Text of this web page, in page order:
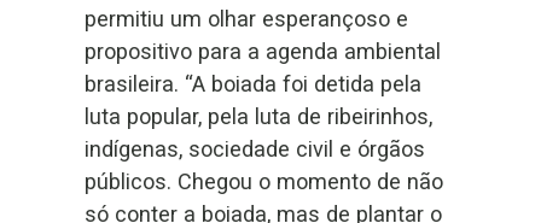
permitiu um olhar esperançoso e
propositivo para a agenda ambiental
brasileira. “A boiada foi detida pela
luta popular, pela luta de ribeirinhos,
indígenas, sociedade civil e órgãos
públicos. Chegou o momento de não
só conter a boiada, mas de plantar o